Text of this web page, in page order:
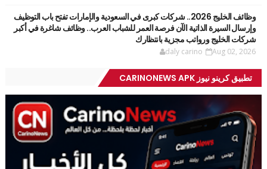
وظائف الخليج 2026.. شركات كبرى في السعودية والإمارات تفتح باب التوظيف
وإرسال السيرة الذاتية الآن فرصة العمر للشباب العرب.. وظائف شاغرة في أكبر
شركات الخليج ورواتب مجزية بانتظارك
daly carino Aug 02, 2026
تطبيق كرينو نيوز CARINONEWS APK